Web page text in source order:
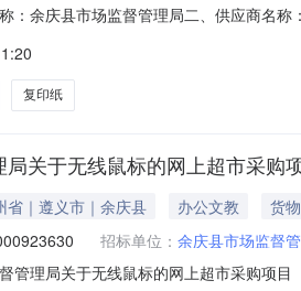
：余庆县市场监督管理局二、供应商名
（8包）,箱12.001802160服务要求或标
复印纸
关于无线鼠标的网上超市采购
省｜遵义市｜余庆县 办公文教
货物
招标单位： 余庆县市场监督
管理局关于无线鼠标的网上超市采购项